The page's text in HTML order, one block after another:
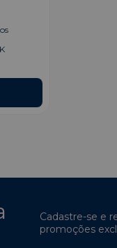
Cadastre-se e
promoções